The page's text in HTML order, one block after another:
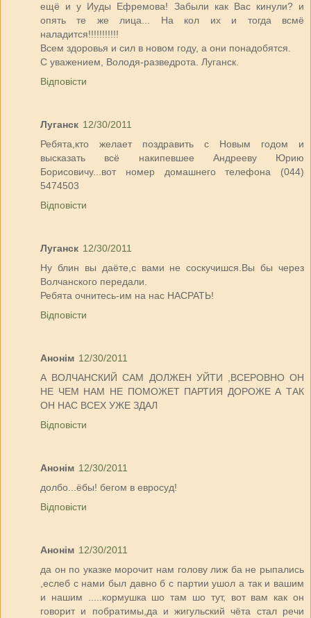
ещё и у Иуды Ефремова! Забыли как Вас кинули? и
опять те же лица... На кол их и тогда всмё
наладится!!!!!!!!!!!
Всем здоровья и сил в новом году, а они понадобятся.
С уважением, Володя-разведрота. Луганск.
Відповісти
Луганск 12/30/2011
Ребята,кто желает поздравить с Новым годом и
высказать всё накипевшее Андрееву Юрию
Борисовичу...вот номер домашнего телефона (044)
5474503
Відповісти
Луганск 12/30/2011
Ну блин вы даёте,с вами не соскучишся.Вы бы через
Волчанского передали.
Ребята очнитесь-им на нас НАСРАТЬ!
Відповісти
Анонім 12/30/2011
А ВОЛЧАНСКИЙ САМ ДОЛЖЕН УЙТИ ,ВСЕРОВНО ОН
НЕ ЧЕМ НАМ НЕ ПОМОЖЕТ ПАРТИЯ ДОРОЖЕ А ТАК
ОН НАС ВСЕХ УЖЕ ЗДАЛ
Відповісти
Анонім 12/30/2011
долбо...ёбы! бегом в евросуд!
Відповісти
Анонім 12/30/2011
да он по указке морочит нам голову лиж ба не рыпались
,еслеб с нами был давно б с партии ушол а так и вашим
и нашим .....кормушка шо там шо тут, вот вам как он
говорит и побратимы,да и жигульский чёта стал речи